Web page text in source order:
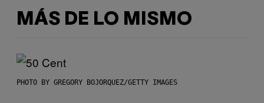
MÁS DE LO MISMO
PHOTO BY GREGORY BOJORQUEZ/GETTY IMAGES